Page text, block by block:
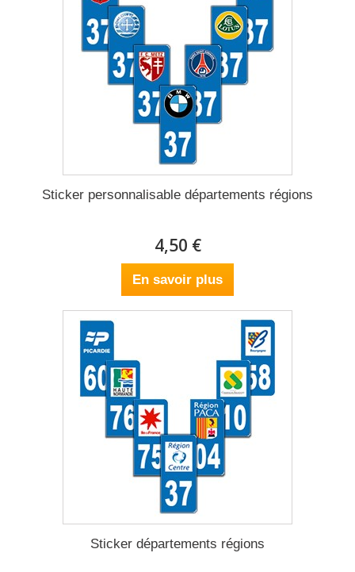
Sticker personnalisable départements régions
4,50 €
En savoir plus
Sticker départements régions